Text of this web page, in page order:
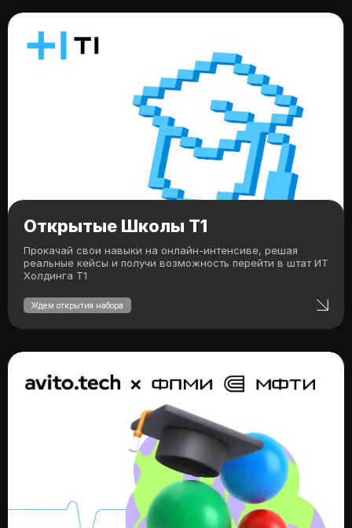
Открытые Школы Т1
Прокачай свои навыки на онлайн-интенсиве, решая
реальные кейсы и получи возможность перейти в штат ИТ
Холдинга Т1
Ждем открытия набора